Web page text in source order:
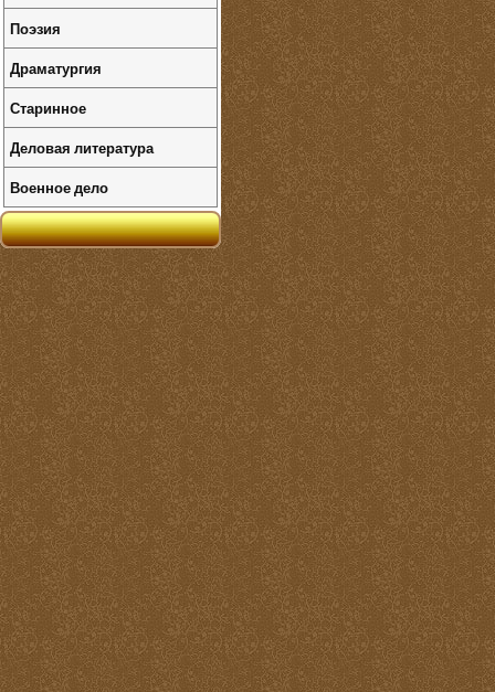
Поэзия
Драматургия
Старинное
Деловая литература
Военное дело